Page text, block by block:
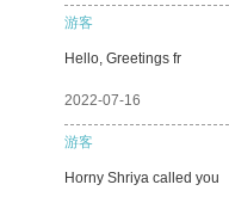
游客
Hello, Greetings fr
2022-07-16
游客
Horny Shriya called you